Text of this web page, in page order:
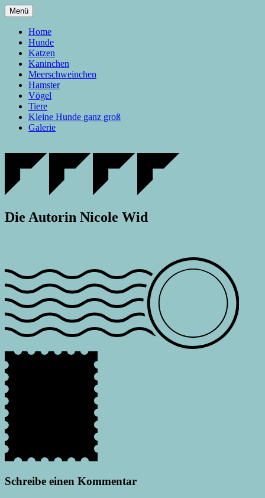
Zum
Inhalt
springen
Menü
Home
Hunde
Katzen
Kaninchen
Meerschweinchen
Hamster
Vögel
Tiere
Kleine Hunde ganz groß
Galerie
Die Autorin Nicole Wid
Schreibe einen Kommentar